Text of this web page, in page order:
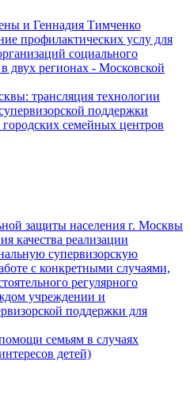
и Геннадия Тимченко
профилактических услу для
социального
двух регионах - Московской
трансляция технологии
поддержки
городских семейных центров
защиты населения г. Москвы
качества реализации
супервизорскую
с конкретными случаями,
регулярного
учреждении и
поддержки для
семьям в случаях
детей)